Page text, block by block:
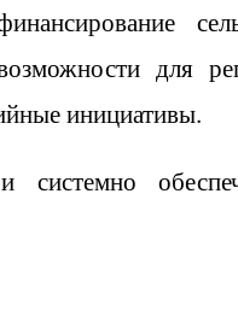
для
инициативы.
системно